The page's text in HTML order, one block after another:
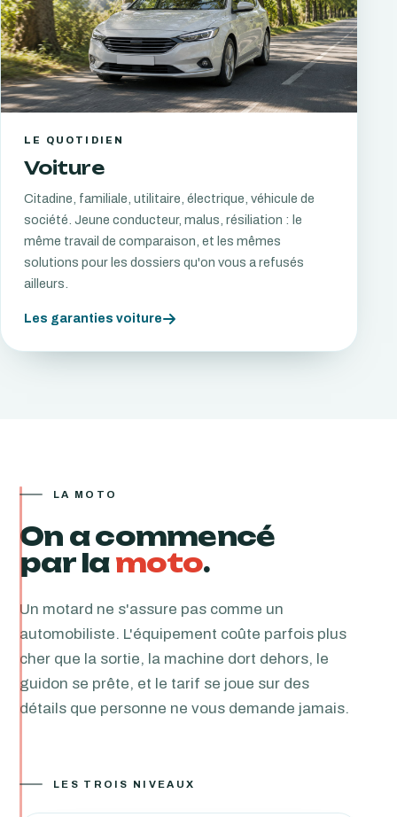
LE QUOTIDIEN
Voiture
Citadine, familiale, utilitaire, électrique, véhicule de
société. Jeune conducteur, malus, résiliation : le
même travail de comparaison, et les mêmes
solutions pour les dossiers qu'on vous a refusés
ailleurs.
Les garanties voiture
LA MOTO
On a commencé
par lamoto.
Un motard ne s'assure pas comme un
automobiliste. L'équipement coûte parfois plus
cher que la sortie, la machine dort dehors, le
guidon se prête, et le tarif se joue sur des
détails que personne ne vous demande jamais.
LES TROIS NIVEAUX